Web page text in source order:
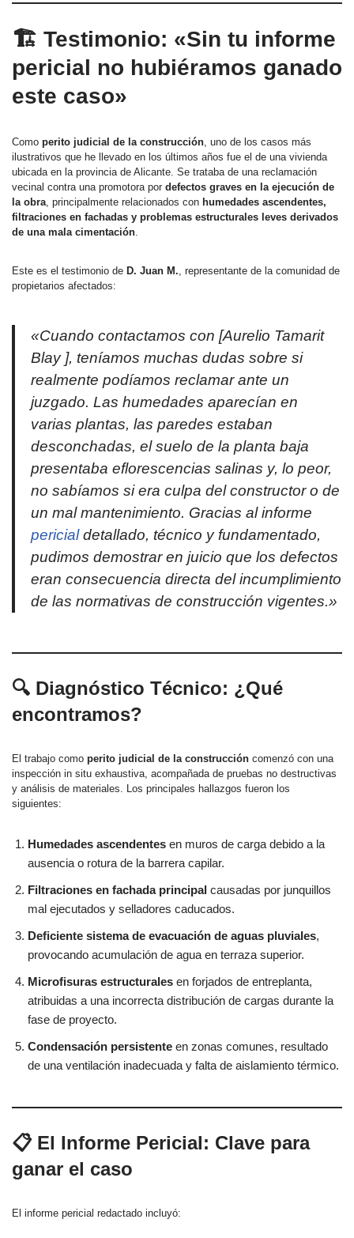
🏗️ Testimonio: «Sin tu informe
pericial no hubiéramos ganado
este caso»
Como perito judicial de la construcción, uno de los casos más
ilustrativos que he llevado en los últimos años fue el de una vivienda
ubicada en la provincia de Alicante. Se trataba de una reclamación
vecinal contra una promotora por defectos graves en la ejecución de
la obra, principalmente relacionados con humedades ascendentes,
filtraciones en fachadas y problemas estructurales leves derivados
de una mala cimentación.
Este es el testimonio de D. Juan M., representante de la comunidad de
propietarios afectados:
«Cuando contactamos con [Aurelio Tamarit
Blay ], teníamos muchas dudas sobre si
realmente podíamos reclamar ante un
juzgado. Las humedades aparecían en
varias plantas, las paredes estaban
desconchadas, el suelo de la planta baja
presentaba eflorescencias salinas y, lo peor,
no sabíamos si era culpa del constructor o de
un mal mantenimiento. Gracias al informe
pericialdetallado, técnico y fundamentado,
pudimos demostrar en juicio que los defectos
eran consecuencia directa del incumplimiento
de las normativas de construcción vigentes.»
🔍 Diagnóstico Técnico: ¿Qué
encontramos?
El trabajo como perito judicial de la construcción comenzó con una
inspección in situ exhaustiva, acompañada de pruebas no destructivas
y análisis de materiales. Los principales hallazgos fueron los
siguientes:
Humedades ascendentes en muros de carga debido a la
ausencia o rotura de la barrera capilar.
Filtraciones en fachada principal causadas por junquillos
mal ejecutados y selladores caducados.
Deficiente sistema de evacuación de aguas pluviales,
provocando acumulación de agua en terraza superior.
Microfisuras estructurales en forjados de entreplanta,
atribuidas a una incorrecta distribución de cargas durante la
fase de proyecto.
Condensación persistente en zonas comunes, resultado
de una ventilación inadecuada y falta de aislamiento térmico.
📋 El Informe Pericial: Clave para
ganar el caso
El informe pericial redactado incluyó: